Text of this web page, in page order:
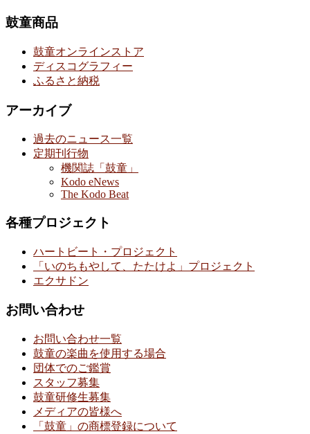
鼓童商品
鼓童オンラインストア
ディスコグラフィー
ふるさと納税
アーカイブ
過去のニュース一覧
定期刊行物
機関誌「鼓童」
Kodo eNews
The Kodo Beat
各種プロジェクト
ハートビート・プロジェクト
「いのちもやして、たたけよ」プロジェクト
エクサドン
お問い合わせ
お問い合わせ一覧
鼓童の楽曲を使用する場合
団体でのご鑑賞
スタッフ募集
鼓童研修生募集
メディアの皆様へ
「鼓童」の商標登録について